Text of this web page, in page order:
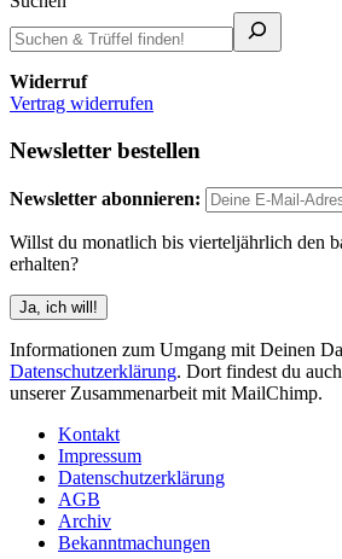
Widerruf
Vertrag widerrufen
Newsletter bestellen
Newsletter abonnieren:
Willst du monatlich bis vierteljährlich den
erhalten?
Informationen zum Umgang mit Deinen
Datenschutzerklärung. Dort findest du
unserer Zusammenarbeit mit MailChimp.
Kontakt
Impressum
Datenschutzerklärung
AGB
Archiv
Bekanntmachungen